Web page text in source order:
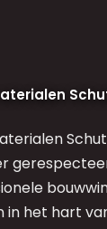
in het hart